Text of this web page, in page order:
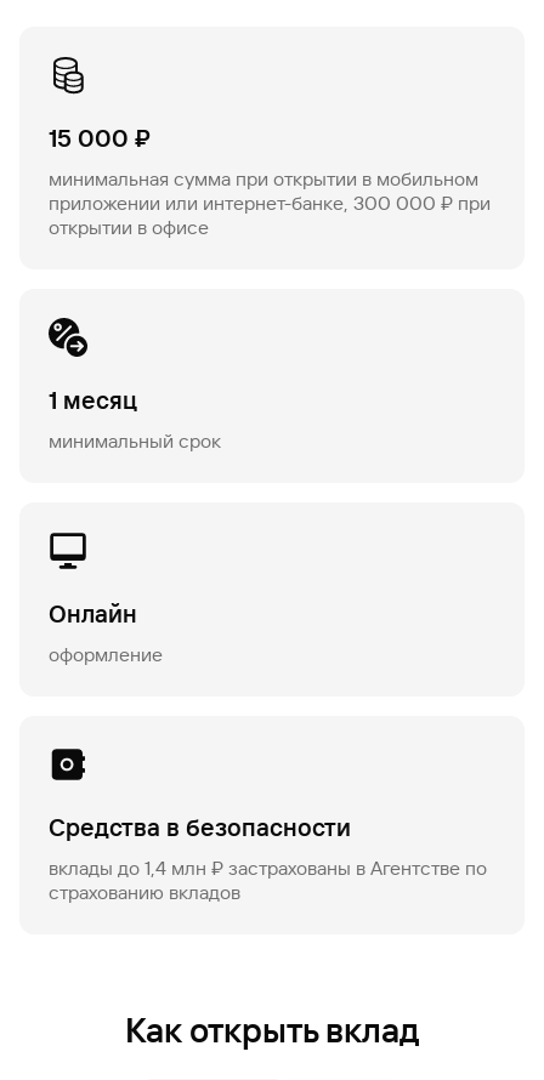
15 000 ₽
минимальная сумма при открытии в мобильном
приложении или интернет-банке, 300 000 ₽ при
открытии в офисе
1 месяц
минимальный срок
Онлайн
оформление
Средства в безопасности
вклады до 1,4 млн ₽ застрахованы в Агентстве по
страхованию вкладов
Как открыть вклад